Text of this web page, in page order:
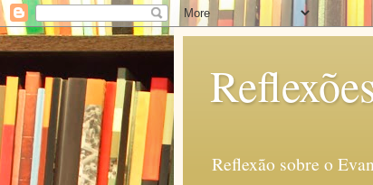
Reflexão sobre o